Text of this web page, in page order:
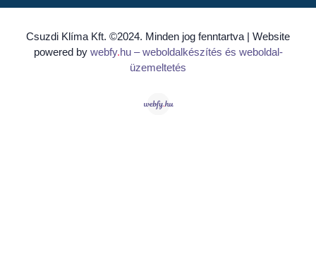
Csuzdi Klíma Kft. ©2024. Minden jog fenntartva | Website
powered by webfy.hu – weboldalkészítés és weboldal-
üzemeltetés